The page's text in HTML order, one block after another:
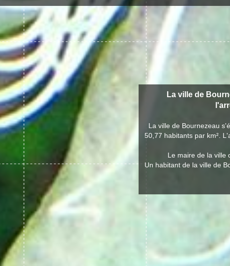
La ville de
La ville de Bournezeau
50,77 habitants par km².
Le maire de la ville
Un habitant de la ville de